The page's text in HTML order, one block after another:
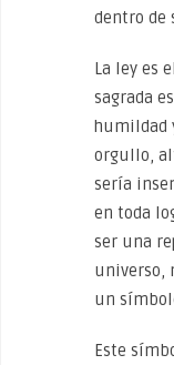
dentro de
La ley es
sagrada
humildad
orgullo,
sería
en toda
ser una
universo,
un
Este